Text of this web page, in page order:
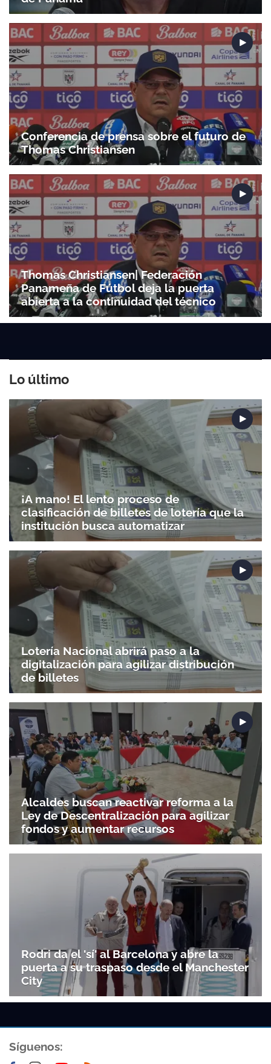
Conferencia de prensa sobre el futuro de
Thomas Christiansen
Thomas Christiansen| Federación
Panameña de Fútbol deja la puerta
abierta a la continuidad del técnico
Lo último
¡A mano! El lento proceso de
clasificación de billetes de lotería que la
institución busca automatizar
Lotería Nacional abrirá paso a la
digitalización para agilizar distribución
de billetes
Alcaldes buscan reactivar reforma a la
Ley de Descentralización para agilizar
fondos y aumentar recursos
Rodri da el 'sí' al Barcelona y abre la
puerta a su traspaso desde el Manchester
City
Síguenos: